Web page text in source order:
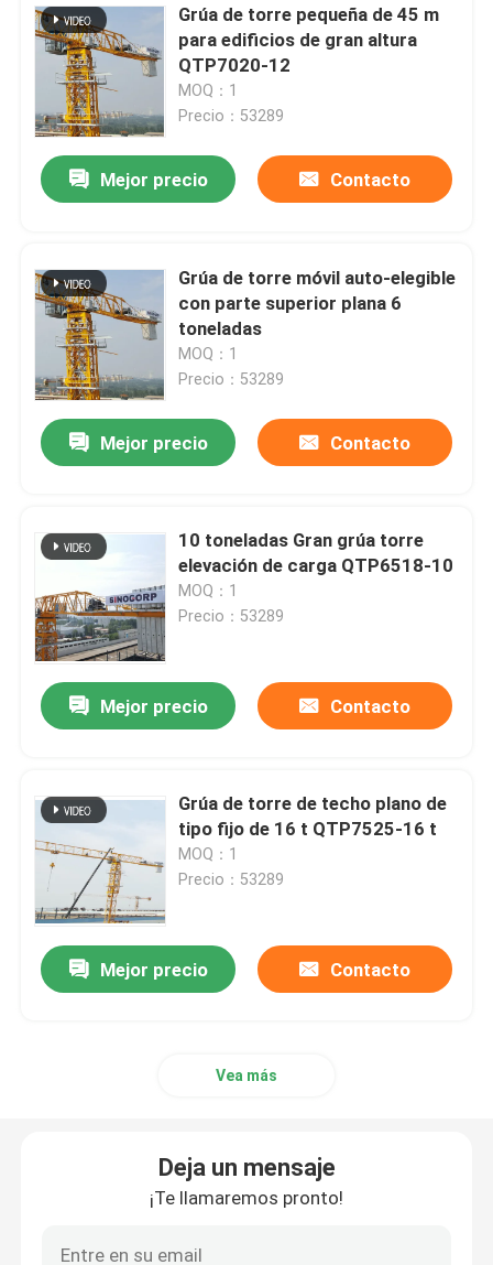
Grúa de torre pequeña de 45 m
para edificios de gran altura
QTP7020-12
MOQ：1
Precio：53289
Mejor precio Contacto
Grúa de torre móvil auto-elegible
con parte superior plana 6
toneladas
MOQ：1
Precio：53289
Mejor precio Contacto
10 toneladas Gran grúa torre
elevación de carga QTP6518-10
MOQ：1
Precio：53289
Mejor precio Contacto
Grúa de torre de techo plano de
tipo fijo de 16 t QTP7525-16 t
MOQ：1
Precio：53289
Mejor precio Contacto
Vea más
Deja un mensaje
¡Te llamaremos pronto!